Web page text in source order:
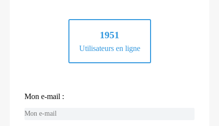
1951
Utilisateurs en ligne
Mon e-mail :